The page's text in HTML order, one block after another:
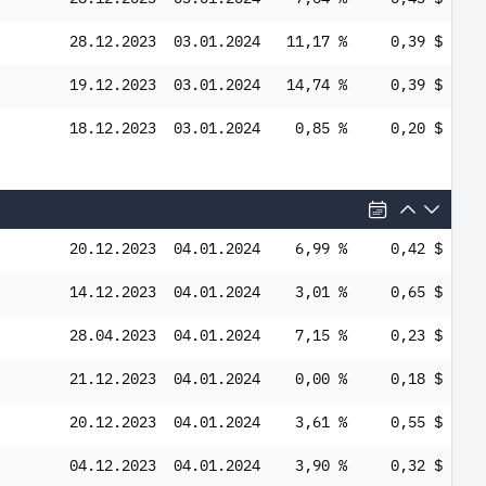
28.12.2023 03.01.2024 11,17 % 0,39 $
19.12.2023 03.01.2024 14,74 % 0,39 $
18.12.2023 03.01.2024 0,85 % 0,20 $
20.12.2023 04.01.2024 6,99 % 0,42 $
14.12.2023 04.01.2024 3,01 % 0,65 $
28.04.2023 04.01.2024 7,15 % 0,23 $
21.12.2023 04.01.2024 0,00 % 0,18 $
20.12.2023 04.01.2024 3,61 % 0,55 $
04.12.2023 04.01.2024 3,90 % 0,32 $